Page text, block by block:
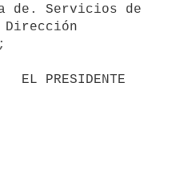
de. Servicios de